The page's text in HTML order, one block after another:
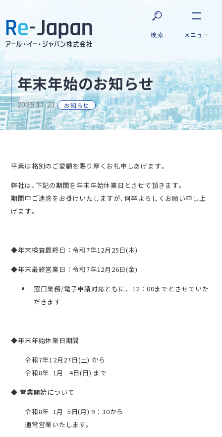
年末年始のお知らせ
2025.11.21 お知らせ
平素は格別のご愛顧を賜り厚くお礼申しあげます｡
弊社は､下記の期間を年末年始休業日とさせて頂きます｡
期間中ご迷惑をお掛けいたしますが､何卒よろしくお願い申し上
げます｡
◆年末検査最終日：令和7年12月25日(木)
◆年末最終営業日：令和7年12月26日(金)
窓口業務/電子申請対応ともに、12：00までとさせていた
だきます
◆年末年始休業日期間
令和7年12月27日(土) から
令和8年 1月 4日(日) まで
◆ 営業開始について
令和8年 1月 5日(月) 9：30から
通常営業いたします。